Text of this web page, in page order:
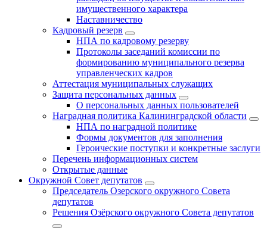
имущественного характера
Наставничество
Кадровый резерв
НПА по кадровому резерву
Протоколы заседаний комиссии по
формированию муниципального резерва
управленческих кадров
Аттестация муниципальных служащих
Защита персональных данных
О персональных данных пользователей
Наградная политика Калининградской области
НПА по наградной политике
Формы документов для заполнения
Героические поступки и конкретные заслуги
Перечень информационных систем
Открытые данные
Окружной Совет депутатов
Председатель Озерского окружного Совета
депутатов
Решения Озёрского окружного Совета депутатов